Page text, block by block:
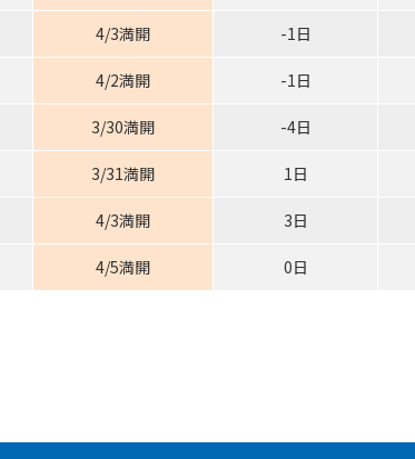
4/3満開 -1日
4/2満開 -1日
3/30満開 -4日
3/31満開 1日
4/3満開 3日
4/5満開 0日